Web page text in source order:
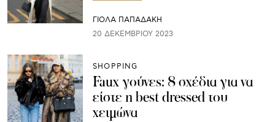
ΓΙΌΛΑ ΠΑΠΑΔΆΚΗ
20 ΔΕΚΕΜΒΡΊΟΥ 2023
SHOPPING
Faux γούνες: 8 σχέδια για να
είστε η best dressed του
χειμώνα